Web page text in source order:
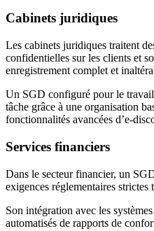
Cabinets juridiques
Les cabinets juridiques traitent
confidentielles sur les clients et
enregistrement complet et
Un SGD configuré pour le
tâche grâce à une organisation
fonctionnalités avancées d’e-
Services financiers
Dans le secteur financier, un
exigences réglementaires
Son intégration avec les
automatisés de rapports de